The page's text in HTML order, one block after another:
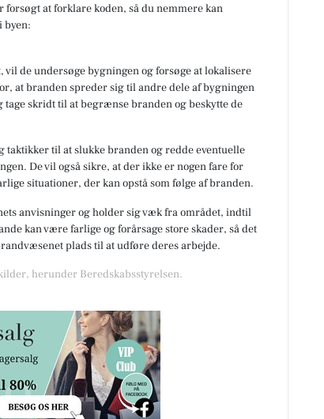
at forklare koden, så du nemmere kan
byen:
de undersøge bygningen og forsøge at lokalisere
at branden spreder sig til andre dele af bygningen
skridt til at begrænse branden og beskytte de
til at slukke branden og redde eventuelle
De vil også sikre, at der ikke er nogen fare for
situationer, der kan opstå som følge af branden.
anvisninger og holder sig væk fra området, indtil
kan være farlige og forårsage store skader, så det
plads til at udføre deres arbejde.
herunder Beredskabsstyrelsen.